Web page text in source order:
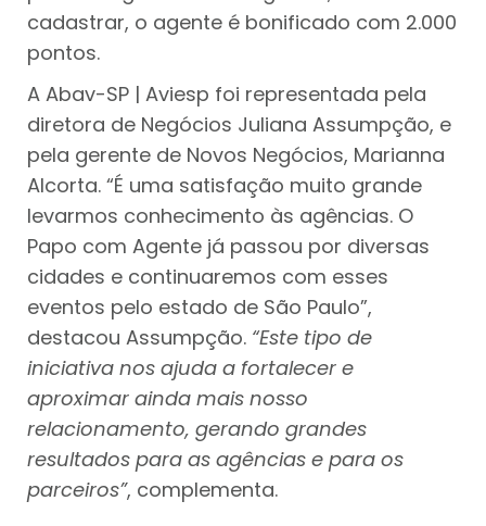
cadastrar, o agente é bonificado com 2.000
pontos.
A Abav-SP | Aviesp foi representada pela
diretora de Negócios Juliana Assumpção, e
pela gerente de Novos Negócios, Marianna
Alcorta. “É uma satisfação muito grande
levarmos conhecimento às agências. O
Papo com Agente já passou por diversas
cidades e continuaremos com esses
eventos pelo estado de São Paulo”,
destacou Assumpção. “Este tipo de
iniciativa nos ajuda a fortalecer e
aproximar ainda mais nosso
relacionamento, gerando grandes
resultados para as agências e para os
parceiros”, complementa.